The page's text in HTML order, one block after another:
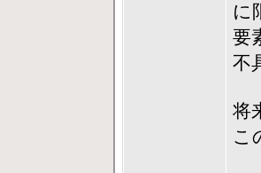
に
要
不
将
こ